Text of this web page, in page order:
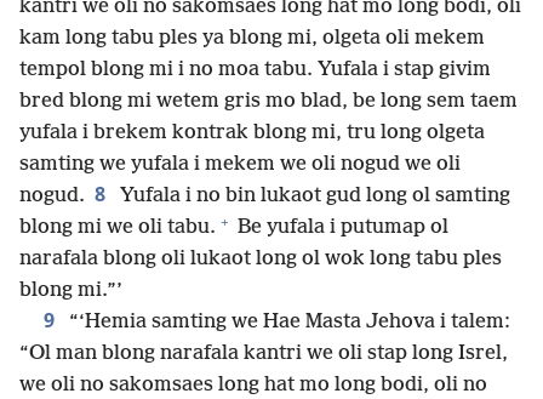
kantri we oli no sakomsaes long hat mo long bodi, oli
kam long tabu ples ya blong mi, olgeta oli mekem
tempol blong mi i no moa tabu. Yufala i stap givim
bred blong mi wetem gris mo blad, be long sem taem
yufala i brekem kontrak blong mi, tru long olgeta
samting we yufala i mekem we oli nogud we oli
nogud. 8
Yufala i no bin lukaot gud long ol samting
blong mi we oli tabu. + Be yufala i putumap ol
narafala blong oli lukaot long ol wok long tabu ples
blong mi.”’
9
“‘Hemia samting we Hae Masta Jehova i talem:
“Ol man blong narafala kantri we oli stap long Isrel,
we oli no sakomsaes long hat mo long bodi, oli no